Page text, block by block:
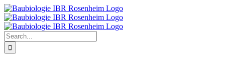
Search
for: